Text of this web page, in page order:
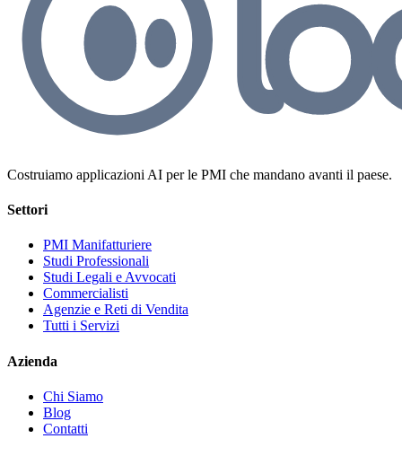
Costruiamo applicazioni AI per le PMI che mandano avanti il paese.
Settori
PMI Manifatturiere
Studi Professionali
Studi Legali e Avvocati
Commercialisti
Agenzie e Reti di Vendita
Tutti i Servizi
Azienda
Chi Siamo
Blog
Contatti